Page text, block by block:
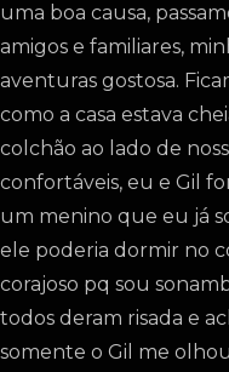
uma boa causa,
amigos e familiares,
aventuras gostosa.
como a casa estava
colchão ao lado de
confortáveis, eu e Gil
um menino que eu já
ele poderia dormir no
corajoso pq sou
todos deram risada e
somente o Gil me